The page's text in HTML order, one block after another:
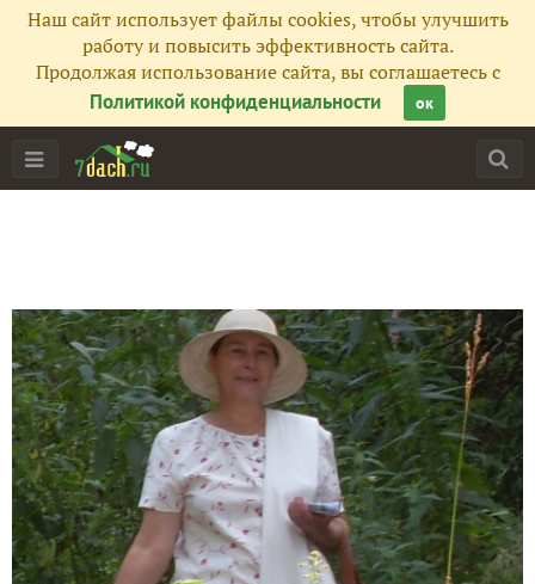
Наш сайт использует файлы cookies, чтобы улучшить
работу и повысить эффективность сайта.
Продолжая использование сайта, вы соглашаетесь с
Политикой конфиденциальности
ок
Главная
Фото 18
Сейчас обсуждают
Игра "Угадайка"
День кролика не удался